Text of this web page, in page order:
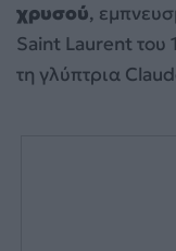
χρυσού,
Saint Laurent του
τη γλύπτρια